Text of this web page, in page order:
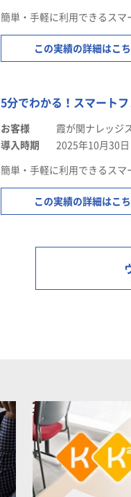
簡単・手軽に利用できるスマ
この実績の詳細はこ
5分でわかる！スマート
お客様
霞が関ナレッジ
導入時期
2025年10月30日
簡単・手軽に利用できるスマ
この実績の詳細はこ